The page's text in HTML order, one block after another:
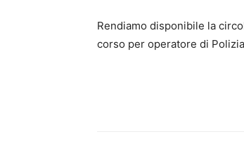
Rendiamo disponibile la
corso per operatore di